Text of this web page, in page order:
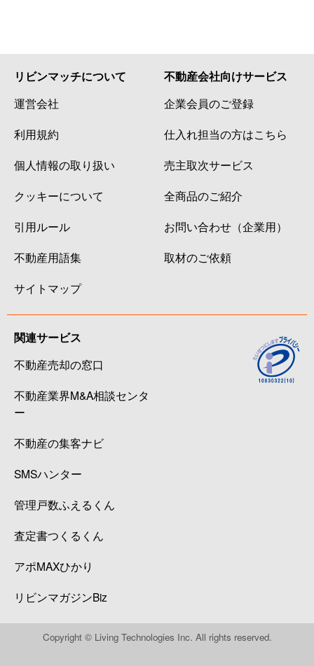
リビンマッチについて
運営会社
利用規約
個人情報の取り扱い
クッキーについて
引用ルール
不動産用語集
サイトマップ
不動産会社向けサービス
企業会員のご登録
仕入れ担当の方はこちら
売主取次サービス
全商品のご紹介
お問い合わせ（企業用）
取材のご依頼
関連サービス
不動産売却の窓口
不動産業界M&A相談センタ
ー
不動産の集客ナビ
SMSハンター
管理戸数ふえるくん
査定書つくるくん
アポMAXひかり
リビンマガジンBiz
Copyright © Living Technologies Inc. All rights reserved.